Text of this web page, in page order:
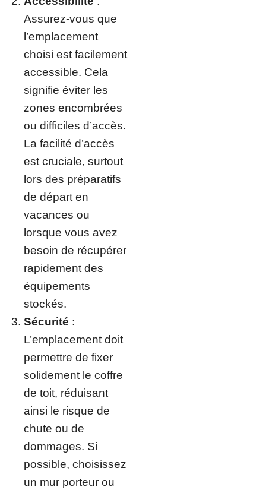
Assurez-vous que
l’emplacement
choisi est facilement
accessible. Cela
signifie éviter les
zones encombrées
ou difficiles d’accès.
La facilité d’accès
est cruciale, surtout
lors des préparatifs
de départ en
vacances ou
lorsque vous avez
besoin de récupérer
rapidement des
équipements
stockés.
Sécurité :
L’emplacement doit
permettre de fixer
solidement le coffre
de toit, réduisant
ainsi le risque de
chute ou de
dommages. Si
possible, choisissez
un mur porteur ou